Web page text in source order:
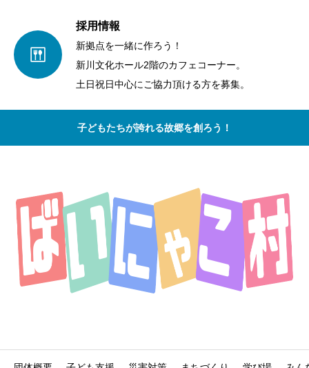
採用情報
新拠点を一緒に作ろう！
新川文化ホール2階のカフェコーナー。
土日祝日中心にご協力頂ける方を募集。
子どもたちが誇れる故郷を創ろう！